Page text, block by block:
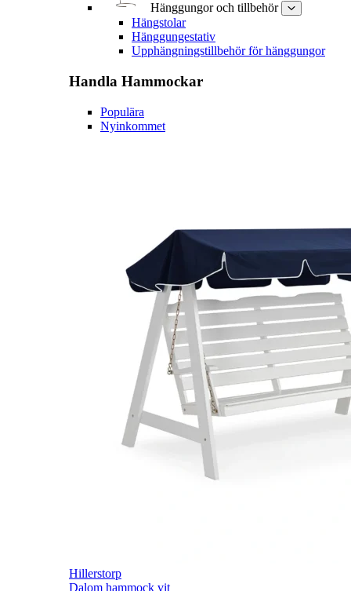
Hänggungor och tillbehör
Hängstolar
Hänggungestativ
Upphängningstillbehör för hänggungor
Handla Hammockar
Populära
Nyinkommet
Hillerstorp
Dalom hammock vit